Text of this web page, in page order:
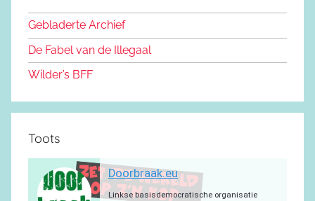
n
m
o
o
Gebladerte Archief
De Fabel van de Illegaal
Wilder’s BFF
Toots